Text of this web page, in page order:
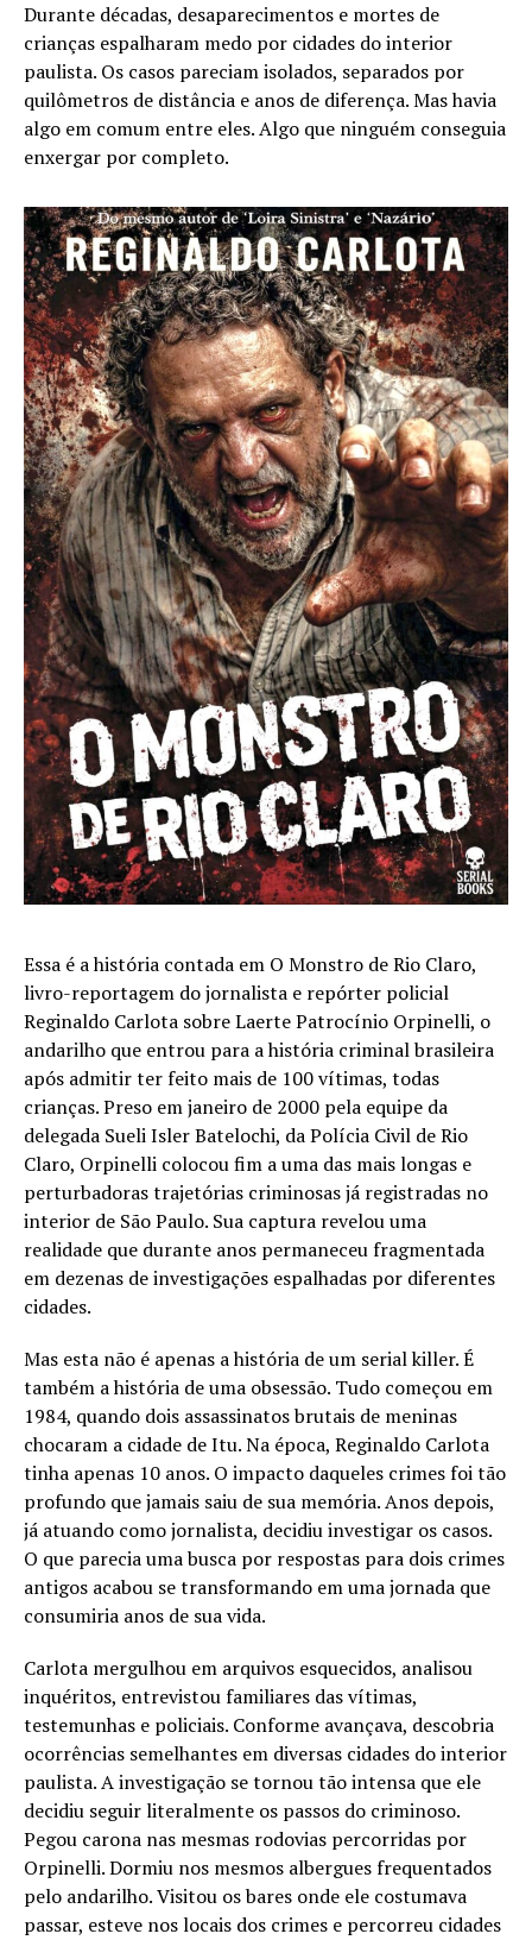
Durante décadas, desaparecimentos e mortes de
crianças espalharam medo por cidades do interior
paulista. Os casos pareciam isolados, separados por
quilômetros de distância e anos de diferença. Mas havia
algo em comum entre eles. Algo que ninguém conseguia
enxergar por completo.
Essa é a história contada em O Monstro de Rio Claro,
livro-reportagem do jornalista e repórter policial
Reginaldo Carlota sobre Laerte Patrocínio Orpinelli, o
andarilho que entrou para a história criminal brasileira
após admitir ter feito mais de 100 vítimas, todas
crianças. Preso em janeiro de 2000 pela equipe da
delegada Sueli Isler Batelochi, da Polícia Civil de Rio
Claro, Orpinelli colocou fim a uma das mais longas e
perturbadoras trajetórias criminosas já registradas no
interior de São Paulo. Sua captura revelou uma
realidade que durante anos permaneceu fragmentada
em dezenas de investigações espalhadas por diferentes
cidades.
Mas esta não é apenas a história de um serial killer. É
também a história de uma obsessão. Tudo começou em
1984, quando dois assassinatos brutais de meninas
chocaram a cidade de Itu. Na época, Reginaldo Carlota
tinha apenas 10 anos. O impacto daqueles crimes foi tão
profundo que jamais saiu de sua memória. Anos depois,
já atuando como jornalista, decidiu investigar os casos.
O que parecia uma busca por respostas para dois crimes
antigos acabou se transformando em uma jornada que
consumiria anos de sua vida.
Carlota mergulhou em arquivos esquecidos, analisou
inquéritos, entrevistou familiares das vítimas,
testemunhas e policiais. Conforme avançava, descobria
ocorrências semelhantes em diversas cidades do interior
paulista. A investigação se tornou tão intensa que ele
decidiu seguir literalmente os passos do criminoso.
Pegou carona nas mesmas rodovias percorridas por
Orpinelli. Dormiu nos mesmos albergues frequentados
pelo andarilho. Visitou os bares onde ele costumava
passar, esteve nos locais dos crimes e percorreu cidades